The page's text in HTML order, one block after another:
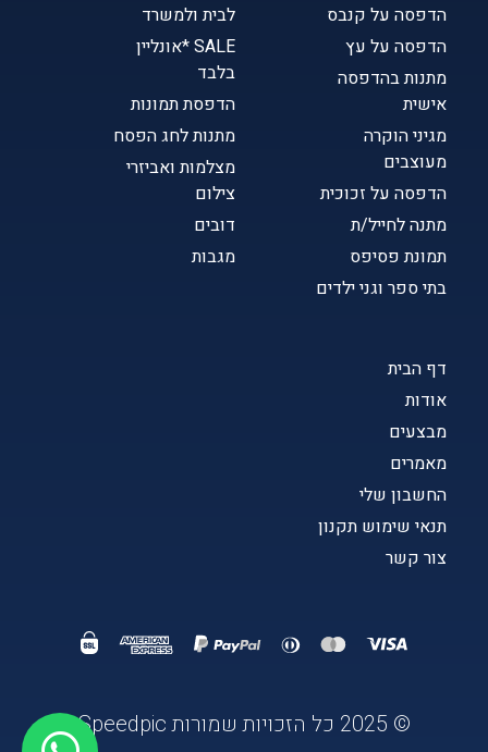
דף הבית
אודות
מבצעים
מאמרים
החשבון שלי
תנאי שימוש תקנון
צור קשר
הדפסה על קנבס
הדפסה על עץ
מתנות בהדפסה
אישית
מגיני הוקרה
מעוצבים
הדפסה על זכוכית
מתנה לחייל/ת
תמונת פסיפס
בתי ספר וגני ילדים
לבית ולמשרד
SALE *אונליין
בלבד
הדפסת תמונות
מתנות לחג הפסח
מצלמות ואביזרי
צילום
דובים
מגבות
© 2025 כל הזכויות שמורות Speedpic